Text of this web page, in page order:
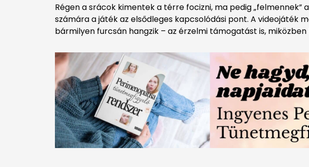
Régen a srácok kimentek a térre focizni, ma pedig
számára a játék az elsődleges kapcsolódási pont. A videojáték
bármilyen furcsán hangzik – az érzelmi támogatást is,